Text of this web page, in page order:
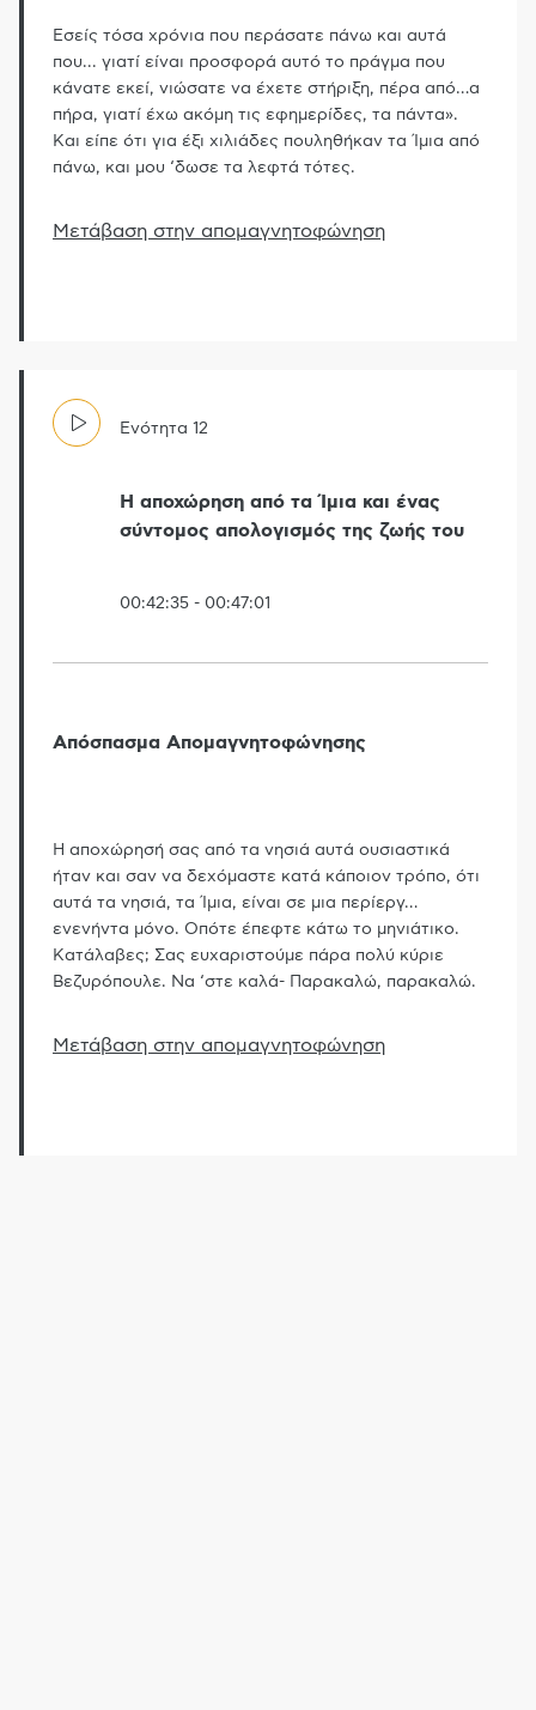
Εσείς τόσα χρόνια που περάσατε πάνω και αυτά
που... γιατί είναι προσφορά αυτό το πράγμα που
κάνατε εκεί, νιώσατε να έχετε στήριξη, πέρα από…α
πήρα, γιατί έχω ακόμη τις εφημερίδες, τα πάντα».
Και είπε ότι για έξι χιλιάδες πουληθήκαν τα Ίμια από
πάνω, και μου ‘δωσε τα λεφτά τότες.
Μετάβαση στην απομαγνητοφώνηση
Ενότητα 12
Η αποχώρηση από τα Ίμια και ένας
σύντομος απολογισμός της ζωής του
00:42:35 - 00:47:01
Απόσπασμα Απομαγνητοφώνησης
Η αποχώρησή σας από τα νησιά αυτά ουσιαστικά
ήταν και σαν να δεχόμαστε κατά κάποιον τρόπο, ότι
αυτά τα νησιά, τα Ίμια, είναι σε μια περίεργ…
ενενήντα μόνο. Οπότε έπεφτε κάτω το μηνιάτικο.
Κατάλαβες; Σας ευχαριστούμε πάρα πολύ κύριε
Βεζυρόπουλε. Να ‘στε καλά- Παρακαλώ, παρακαλώ.
Μετάβαση στην απομαγνητοφώνηση